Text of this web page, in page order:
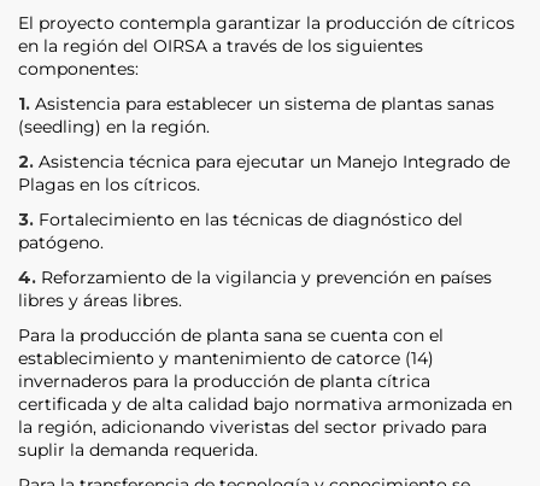
El proyecto contempla garantizar la producción de cítricos
en la región del OIRSA a través de los siguientes
componentes:
1. Asistencia para establecer un sistema de plantas sanas
(seedling) en la región.
2. Asistencia técnica para ejecutar un Manejo Integrado de
Plagas en los cítricos.
3. Fortalecimiento en las técnicas de diagnóstico del
patógeno.
4. Reforzamiento de la vigilancia y prevención en países
libres y áreas libres.
Para la producción de planta sana se cuenta con el
establecimiento y mantenimiento de catorce (14)
invernaderos para la producción de planta cítrica
certificada y de alta calidad bajo normativa armonizada en
la región, adicionando viveristas del sector privado para
suplir la demanda requerida.